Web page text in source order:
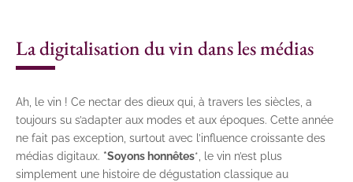
La digitalisation du vin dans les médias
Ah, le vin ! Ce nectar des dieux qui, à travers les siècles, a
toujours su s’adapter aux modes et aux époques. Cette année
ne fait pas exception, surtout avec l’influence croissante des
médias digitaux. *Soyons honnêtes*, le vin n’est plus
simplement une histoire de dégustation classique au